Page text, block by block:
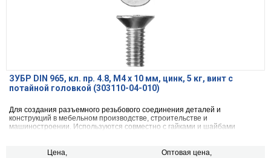
ЗУБР DIN 965, кл. пр. 4.8, M4 х 10 мм, цинк, 5 кг, винт с
потайной головкой (303110-04-010)
Для создания разъемного резьбового соединения деталей и
конструкций в мебельном производстве, строительстве и
машиностроении. Используются совместно с гайками и шайбами
Цена, Оптовая цена,